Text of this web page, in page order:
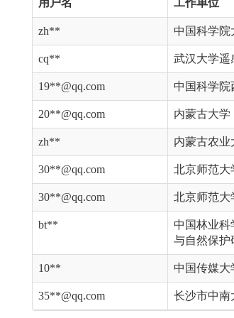
用户名 工作单位
zh** 中国科学
cq** 武汉大学遥
19**@qq.com 中国科学院
20**@qq.com 内蒙古大学
zh** 内蒙古农业
30**@qq.com 北京师范大
30**@qq.com 北京师范大
bt**
中国林业科
与自然保护
10** 中国传媒大
35**@qq.com 长沙市中南